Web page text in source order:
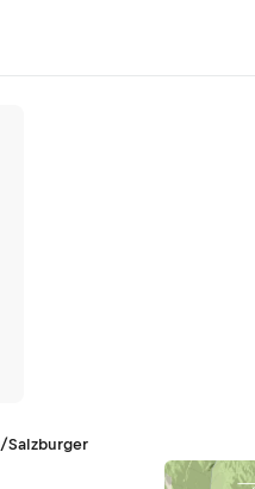
/Salzburger Schieferalpen